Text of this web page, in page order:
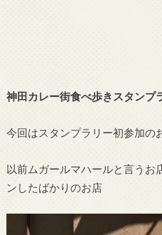
神田カレー街食べ歩きスタンプ
今回はスタンプラリー初参加の
以前ムガールマハールと言うお
ンしたばかりのお店